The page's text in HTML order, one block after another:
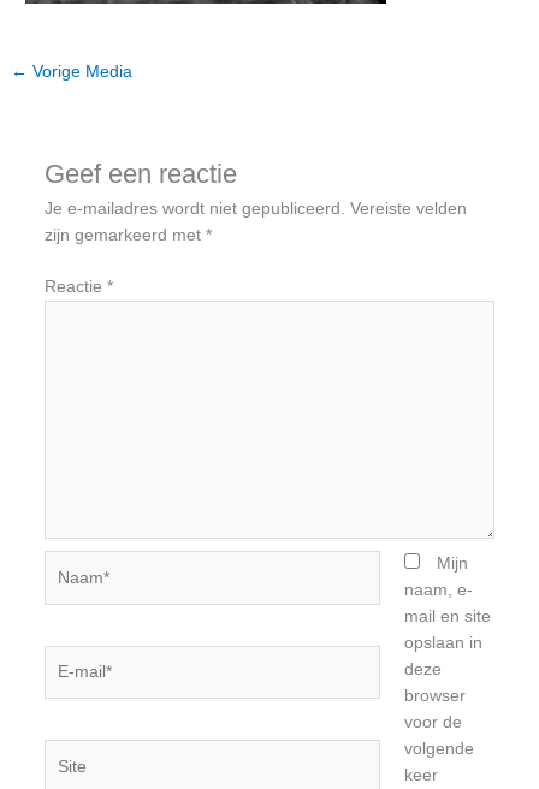
← Vorige Media
Geef een reactie
Je e-mailadres wordt niet gepubliceerd. Vereiste velden
zijn gemarkeerd met *
Reactie *
Mijn
naam, e-
mail en site
opslaan in
deze
browser
voor de
volgende
keer